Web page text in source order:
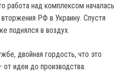
работа над комплексом началась
РФ в Украину. Спустя
поднялся в воздух.
двойная гордость, что это
от идеи до производства.